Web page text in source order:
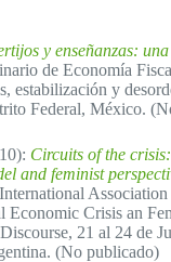
y enseñanzas:
de Economía
estabilización y
Federal, México.
Circuits of the
and feminist
Economic Crisis an
21 al 24 de
(No publicado)